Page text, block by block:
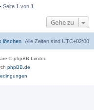
Seite 1 von 1
Gehe zu
Alle Zeiten sind UTC+02:00
löschen
© phpBB Limited
phpBB.de